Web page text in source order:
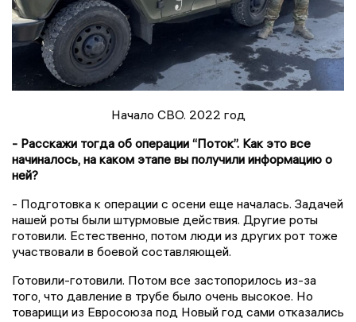
Начало СВО. 2022 год
- Расскажи тогда об операции “Поток”. Как это все
начиналось, на каком этапе вы получили информацию о
ней?
- Подготовка к операции с осени еще началась. Задачей
нашей роты были штурмовые действия. Другие роты
готовили. Естественно, потом люди из других рот тоже
участвовали в боевой составляющей.
Готовили-готовили. Потом все застопорилось из-за
того, что давление в трубе было очень высокое. Но
товарищи из Евросоюза под Новый год сами отказались